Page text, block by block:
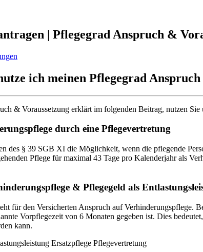
| Pflegegrad Anspruch &
ich meinen Pflegegrad
& Voraussetzung erklärt im folgenden Beitrag, nutzen
durch eine Pflegevertretung
des § 39 SGB XI die Möglichkeit, wenn die pflegende
Pflege für maximal 43 Tage pro Kalenderjahr als
& Pflegegeld als
für den Versicherten Anspruch auf Verhinderungspflege.
Vorpflegezeit von 6 Monaten gegeben ist. Dies
kann.